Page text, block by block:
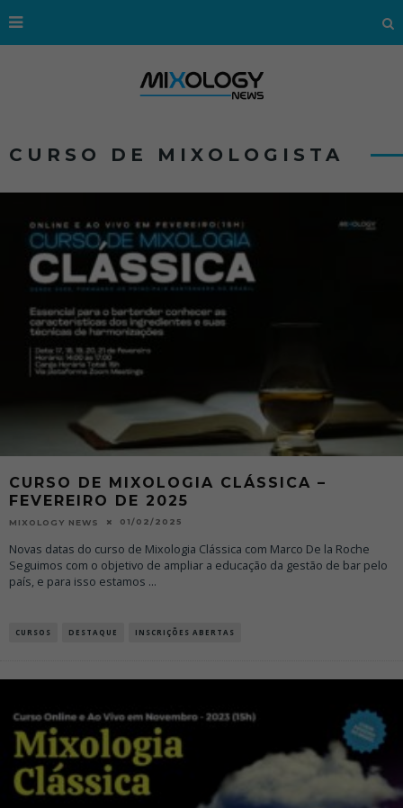
CURSO DE MIXOLOGISTA
CURSO DE MIXOLOGIA CLÁSSICA –
FEVEREIRO DE 2025
MIXOLOGY NEWS 01/02/2025
Novas datas do curso de Mixologia Clássica com Marco De la Roche
Seguimos com o objetivo de ampliar a educação da gestão de bar pelo
país, e para isso estamos ...
CURSOS DESTAQUE INSCRIÇÕES ABERTAS